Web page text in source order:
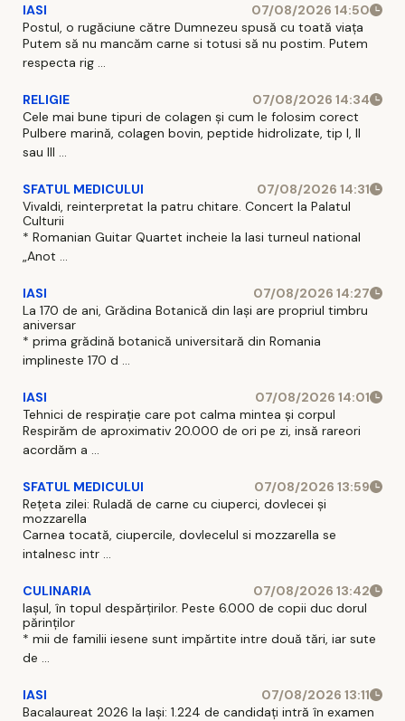
IASI
07/08/2026 14:50
Postul, o rugăciune către Dumnezeu spusă cu toată viața
Putem să nu mancăm carne si totusi să nu postim. Putem
respecta rig ...
RELIGIE
07/08/2026 14:34
Cele mai bune tipuri de colagen și cum le folosim corect
Pulbere marină, colagen bovin, peptide hidrolizate, tip I, II
sau III ...
SFATUL MEDICULUI
07/08/2026 14:31
Vivaldi, reinterpretat la patru chitare. Concert la Palatul
Culturii
* Romanian Guitar Quartet incheie la Iasi turneul national
„Anot ...
IASI
07/08/2026 14:27
La 170 de ani, Grădina Botanică din Iași are propriul timbru
aniversar
* prima grădină botanică universitară din Romania
implineste 170 d ...
IASI
07/08/2026 14:01
Tehnici de respirație care pot calma mintea și corpul
Respirăm de aproximativ 20.000 de ori pe zi, insă rareori
acordăm a ...
SFATUL MEDICULUI
07/08/2026 13:59
Rețeta zilei: Ruladă de carne cu ciuperci, dovlecei și
mozzarella
Carnea tocată, ciupercile, dovlecelul si mozzarella se
intalnesc intr ...
CULINARIA
07/08/2026 13:42
Iașul, în topul despărțirilor. Peste 6.000 de copii duc dorul
părinților
* mii de familii iesene sunt impărtite intre două tări, iar sute
de ...
IASI
07/08/2026 13:11
Bacalaureat 2026 la Iași: 1.224 de candidați intră în examen